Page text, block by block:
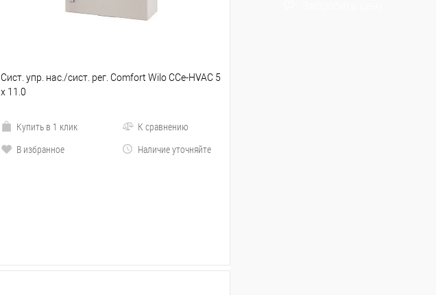
Сист. упр. нас./сист. рег. Comfort Wilo CCe-HVAC 5
x 11.0
Купить в 1 клик
К сравнению
В избранное
Наличие уточняйте